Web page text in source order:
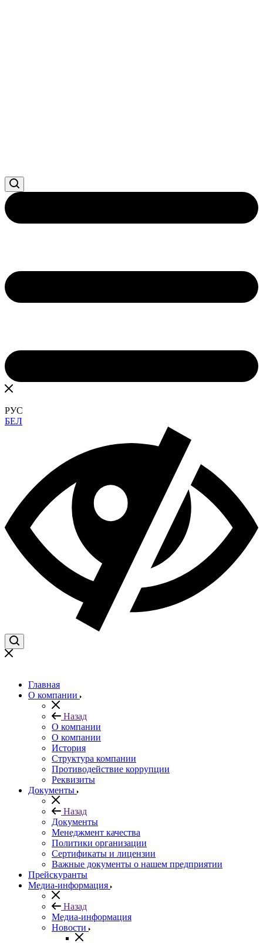
РУС
БЕЛ
Главная
О компании
Назад
О компании
О компании
История
Структура компании
Противодействие коррупции
Реквизиты
Документы
Назад
Документы
Менеджмент качества
Политики организации
Сертификаты и лицензии
Важные документы о нашем предприятии
Прейскуранты
Медиа-информация
Назад
Медиа-информация
Новости